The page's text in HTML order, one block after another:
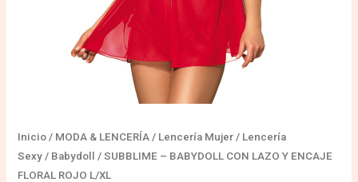
Inicio / MODA & LENCERÍA / Lencería Mujer / Lencería
Sexy / Babydoll / SUBBLIME – BABYDOLL CON LAZO Y ENCAJE
FLORAL ROJO L/XL